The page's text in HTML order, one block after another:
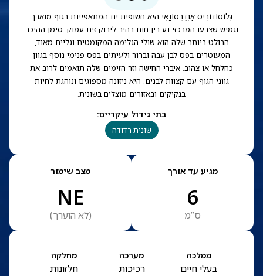
גְּלוֹסוֹדוֹרִיס אַנְדֶרְסוֹנָאִי היא חשופית ים המתאפיינת בגוף מוארך
וגמיש שצבעו המרכזי נע בין חום בהיר לירוק זית עמוק. סימן ההיכר
הבולט ביותר שלה הוא שולי הגלימה המקומטים וגליים מאוד,
המעוטרים בפס לבן עבה וברור ולעיתים בפס פנימי נוסף בגוון
כחלחל או צהוב. איברי החישה וזר הזימים שלה תואמים לרוב את
גווני הגוף עם קצוות לבנים. היא ניזונה מספוגים ונוהגת לחיות
בנקיקים ובאזורים מוצלים בשונית.
בתי גידול עיקריים:
שונית רדודה
מגיע עד אורך
6
ס”מ
מצב שימור
NE
(לא הוערך)
ממלכה
בעלי חיים
מערכה
רכיכות
מחלקה
חלזונות